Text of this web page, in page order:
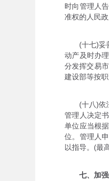
时向管理人
准权的人民
(十七)妥善
动产及时办
分发挥交易
建设部等按
(十八)依法
管理人决定
单位应当根
位。管理人
以指导。(最
七、加